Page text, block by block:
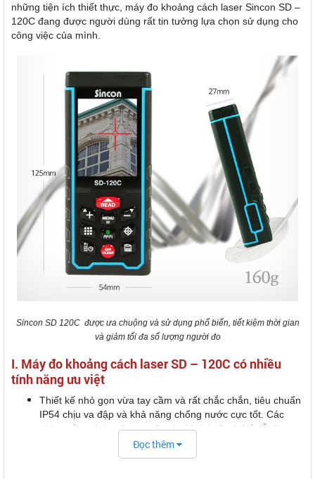
những tiện ích thiết thực, máy đo khoảng cách laser Sincon SD –
120C đang được người dùng rất tin tưởng lựa chọn sử dụng cho
công việc của mình.
Sincon SD 120C được ưa chuộng và sử dụng phổ biến, tiết kiệm thời gian
và giảm tối đa số lượng người đo
I. Máy đo khoảng cách laser SD – 120C có nhiều
tính năng ưu việt
Thiết kế nhỏ gọn vừa tay cầm và rất chắc chắn, tiêu chuẩn
IP54 chịu va đập và khả năng chống nước cực tốt. Các
phím mềm chức năng to rõ, có ghi chú rõ có thể dễ dàng
thao tác hơn, các chế độ canh chỉnh thủy điện tử giúp dễ
dàng thao tác trong việc canh chỉnh máy
Đọc thêm